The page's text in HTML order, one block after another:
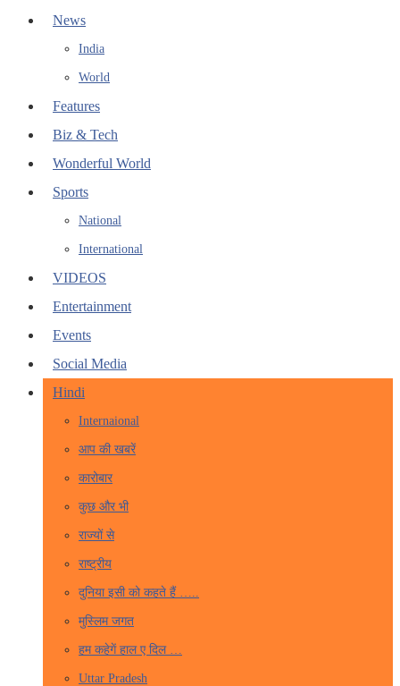
News
India
World
Features
Biz & Tech
Wonderful World
Sports
National
International
VIDEOS
Entertainment
Events
Social Media
Hindi
Internaional
आप की खबरें
कारोबार
कुछ और भी
राज्यों से
राष्ट्रीय
दुनिया इसी को कहते हैं …..
मुस्लिम जगत
हम कहेगें हाल ए दिल …
Uttar Pradesh